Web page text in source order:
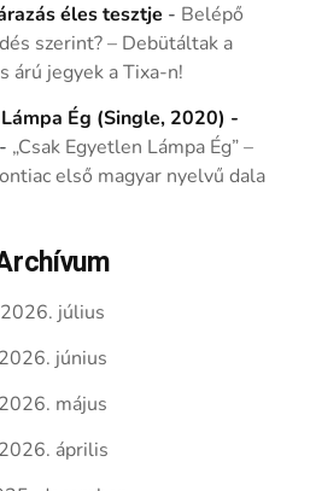
éles tesztje - Belépő
szerint? – Debütáltak a
árú jegyek a Tixa-n!
Ég (Single, 2020) -
- „Csak Egyetlen Lámpa Ég” –
első magyar nyelvű dala
2026. július
2026. június
2026. május
2026. április